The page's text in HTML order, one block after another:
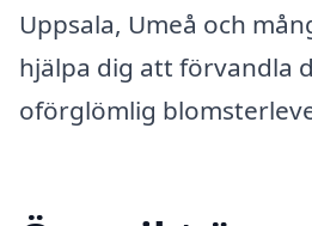
Uppsala, Umeå och
hjälpa dig att förvandla
oförglömlig